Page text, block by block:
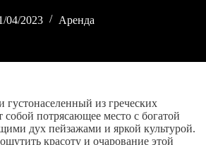
04/2023 Аренда
из греческих
собой потрясающее место с богатой
дух пейзажами и яркой культурой.
красоту и очарование этой